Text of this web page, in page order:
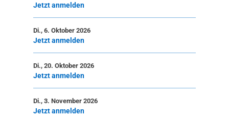
Jetzt anmelden
Jetzt anmelden
Di., 6. Oktober 2026
Jetzt anmelden
Di., 20. Oktober 2026
Jetzt anmelden
Di., 3. November 2026